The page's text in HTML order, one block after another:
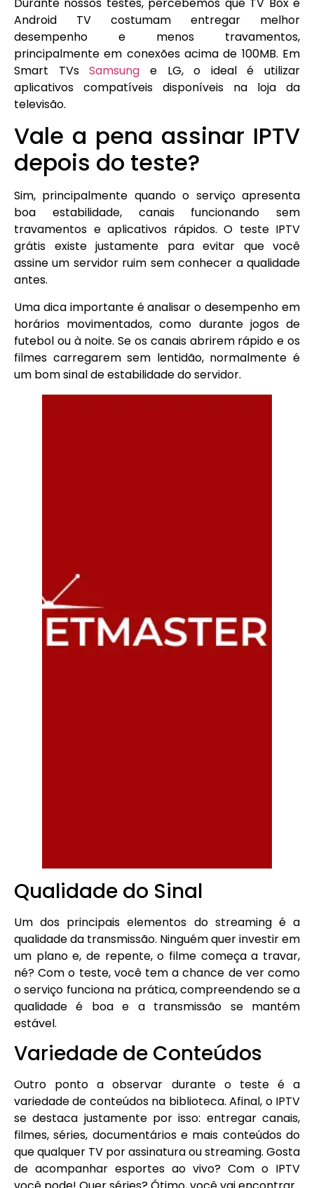
Android TV costumam entregar melhor
desempenho e menos travamentos,
principalmente em conexões acima de 100MB. Em
Smart TVsSamsung e LG, o ideal é utilizar
aplicativos compatíveis disponíveis na loja da
televisão.
Vale a pena assinar IPTV
depois do teste?
Sim, principalmente quando o serviço apresenta
boa estabilidade, canais funcionando sem
travamentos e aplicativos rápidos. O teste IPTV
grátis existe justamente para evitar que você
assine um servidor ruim sem conhecer a qualidade
antes.
Uma dica importante é analisar o desempenho em
horários movimentados, como durante jogos de
futebol ou à noite. Se os canais abrirem rápido e os
filmes carregarem sem lentidão, normalmente é
um bom sinal de estabilidade do servidor.
Qualidade do Sinal
Um dos principais elementos do streaming é a
qualidade da transmissão. Ninguém quer investir em
um plano e, de repente, o filme começa a travar,
né? Com o teste, você tem a chance de ver como
o serviço funciona na prática, compreendendo se a
qualidade é boa e a transmissão se mantém
estável.
Variedade de Conteúdos
Outro ponto a observar durante o teste é a
variedade de conteúdos na biblioteca. Afinal, o IPTV
se destaca justamente por isso: entregar canais,
filmes, séries, documentários e mais conteúdos do
que qualquer TV por assinatura ou streaming. Gosta
de acompanhar esportes ao vivo? Com o IPTV